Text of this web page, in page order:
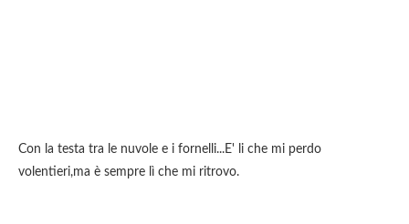
Con la testa tra le nuvole e i fornelli...E' li che mi perdo
volentieri,ma è sempre lì che mi ritrovo.